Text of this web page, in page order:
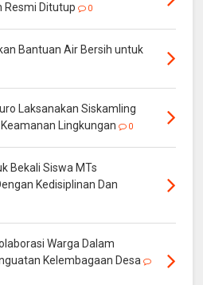
Resmi Ditutup
0
Bantuan Air Bersih untuk
Laksanakan Siskamling
Lingkungan
0
Bekali Siswa MTs
Kedisiplinan Dan
Warga Dalam
Kelembagaan Desa